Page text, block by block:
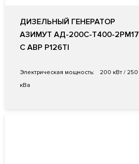
ДИЗЕЛЬНЫЙ ГЕНЕРАТОР
АЗИМУТ АД-200С-Т400-2РМ17
С АВР P126TI
Электрическая мощность:
200 кВт / 250
кВа